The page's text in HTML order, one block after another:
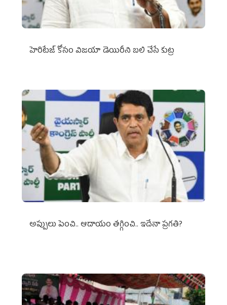
హెరిటేజ్ కోసం విజయా డెయిరీని బలి చేసే కుట్ర‌
అప్పులు పెంచి.. ఆదాయం తగ్గించి.. ఇదేనా ప్రగతి?